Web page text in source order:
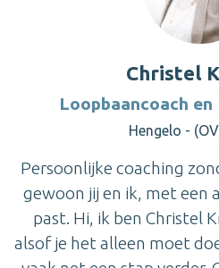
Christel
Loopbaancoach en
Hengelo -
Persoonlijke coaching
gewoon jij en ik, met een
past. Hi, ik ben Christel
alsof je het alleen moet